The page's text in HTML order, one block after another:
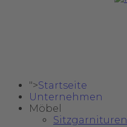
">Startseite
Unternehmen
Möbel
Sitzgarnituren